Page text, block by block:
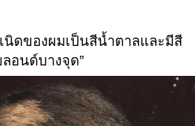
นิดของผมเป็นสีน้ำตาลและมีสี
อนด์บางจุด”